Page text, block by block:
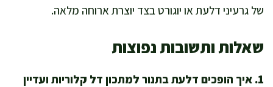
של גרעיני דלעת או יוגורט בצד יוצרת ארוחה מלאה.
שאלות ותשובות נפוצות
1. איך הופכים דלעת בתנור למתכון דל קלוריות ועדיין